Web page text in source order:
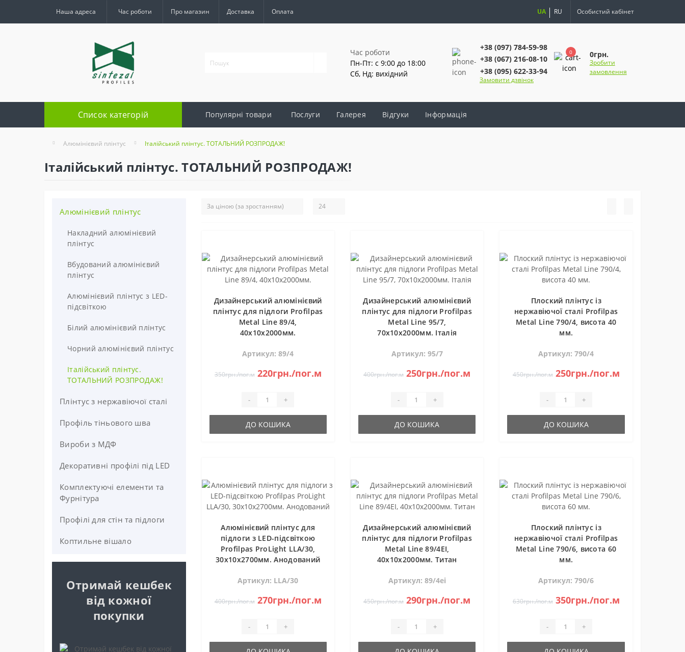
Наша адреса Час роботи Про магазин Доставка Оплата UA RU Особистий кабінет
Час роботи
Пн-Пт: с 9:00 до 18:00
Сб, Нд: вихідний
+38 (097) 784-59-98
+38 (067) 216-08-10
+38 (095) 622-33-94
Замовити дзвінок
0 0грн.
Зробити
замовлення
Список категорій Популярні товари Послуги Галерея Відгуки Інформація
Алюмінієвий плінтус Італійський плінтус. ТОТАЛЬНИЙ РОЗПРОДАЖ!
Італійський плінтус. ТОТАЛЬНИЙ РОЗПРОДАЖ!
Алюмінієвий плінтус
Накладний алюмінієвий
плінтус
Вбудований алюмінієвий
плінтус
Алюмінієвий плінтус з LED-
підсвіткою
Білий алюмінієвий плінтус
Чорний алюмінієвий плінтус
Італійський плінтус.
ТОТАЛЬНИЙ РОЗПРОДАЖ!
Плінтус з нержавіючої сталі
Профіль тіньового шва
Вироби з МДФ
Декоративні профілі під LED
Комплектуючі елементи та
Фурнітура
Фурнітура
Лінзи
Кріплення
Профілі для стін та підлоги
Коптильне вішало
Отримай кешбек
від кожної
покупки
Дизайнерський алюмінієвий
плінтус для підлоги Profilpas
Metal Line 89/4,
40х10х2000мм.
Артикул: 89/4
350грн./пог.м 220грн./пог.м
- +
ДО КОШИКА
Дизайнерський алюмінієвий
плінтус для підлоги Profilpas
Metal Line 95/7,
70х10х2000мм. Італія
Артикул: 95/7
400грн./пог.м 250грн./пог.м
- +
ДО КОШИКА
Плоский плінтус із
нержавіючої сталі Profilpas
Metal Line 790/4, висота 40
мм.
Артикул: 790/4
450грн./пог.м 250грн./пог.м
- +
ДО КОШИКА
Алюмінієвий плінтус для
підлоги з LED-підсвіткою
Profilpas ProLight LLA/30,
30х10х2700мм. Анодований
Артикул: LLA/30
400грн./пог.м 270грн./пог.м
- +
Дизайнерський алюмінієвий
плінтус для підлоги Profilpas
Metal Line 89/4EI,
40х10х2000мм. Титан
Артикул: 89/4ei
450грн./пог.м 290грн./пог.м
- +
Плоский плінтус із
нержавіючої сталі Profilpas
Metal Line 790/6, висота 60
мм.
Артикул: 790/6
630грн./пог.м 350грн./пог.м
- +